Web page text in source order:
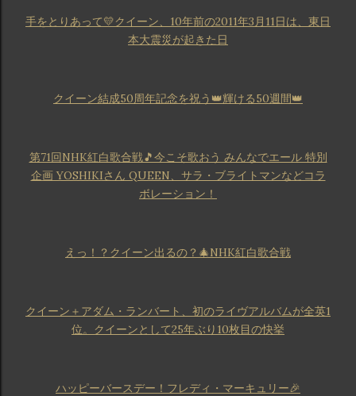
手をとりあって💛クイーン、10年前の2011年3月11日は、東日
本大震災が起きた日
クイーン結成50周年記念を祝う👑輝ける50週間👑
第71回NHK紅白歌合戦🎵今こそ歌おう みんなでエール 特別
企画 YOSHIKIさん QUEEN、サラ・ブライトマンなどコラ
ボレーション！
えっ！？クイーン出るの？🎄NHK紅白歌合戦
クイーン＋アダム・ランバート、初のライヴアルバムが全英1
位。クイーンとして25年ぶり10枚目の快挙
ハッピーバースデー！フレディ・マーキュリー🎉